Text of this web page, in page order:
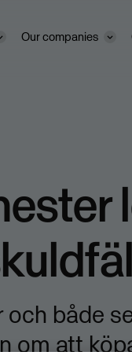
Our companies
både
om att